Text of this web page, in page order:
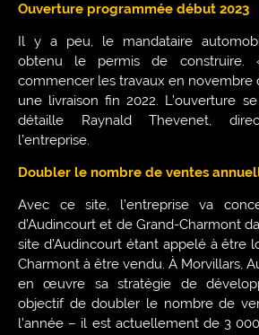
Ouverture programmée début 2023
Il y a peu, le mandataire
obtenu le permis de construire.
commencer les travaux en novembre
une livraison fin 2022. L’ouverture
détaille Raynald Thevenet,
l’entreprise.
Doubler le nombre de ventes
Avec ce site, l’entreprise va
d’Audincourt et de Grand-Charmont
site d’Audincourt étant appelé à être
Charmont à être vendu. À Morvillars,
en œuvre sa stratégie de
objectif de doubler le nombre de
l’année – il est actuellement de 3